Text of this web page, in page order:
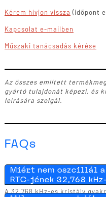
Kérem hívjon vissza (időpont
Kapcsolat e-mailben
Műszaki tanácsadás kérése
Az összes említett
gyártó tulajdonát képezi, és
leírására szolgál.
FAQs
Miért nem oszcillál
RTC-jének 32,768
A 32,768 kHz-es kristály